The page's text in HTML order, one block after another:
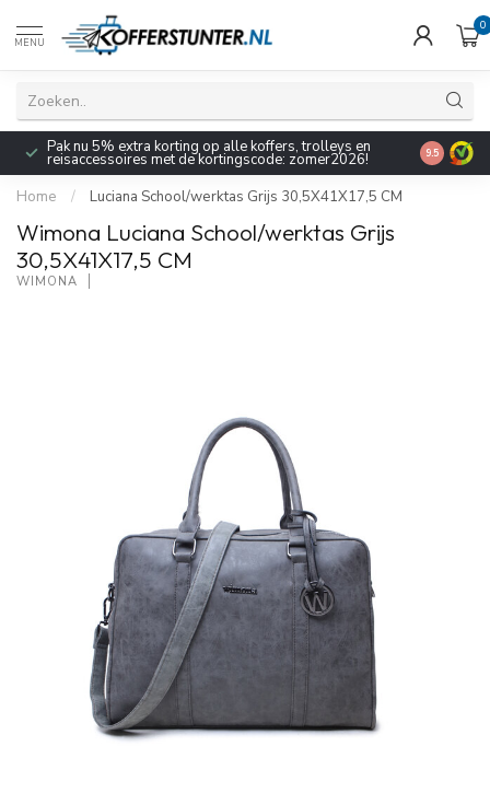
MENU
0
Pak nu 5% extra korting op alle koffers, trolleys en
reisaccessoires met de kortingscode: zomer2026! 9.5
Home / Luciana School/werktas Grijs 30,5X41X17,5 CM
Wimona Luciana School/werktas Grijs
30,5X41X17,5 CM
WIMONA